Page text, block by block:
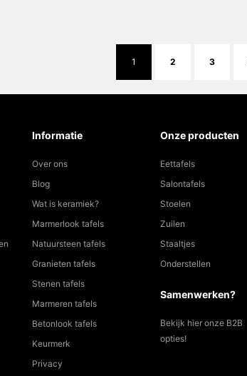
Over ons
Blog
Wat is keramiek?
Marmerlook tafels
Natuursteen tafels
Granieten tafels
Stenen tafels
Marmeren tafels
Betonlook tafels
Keurmerk
Privacy
Algemene voorwaarden
Eettafels
Salontafels
Stoelen
Zuilen
Staaltjes
Onderstellen
Bekijk hier onze B2B
opties!